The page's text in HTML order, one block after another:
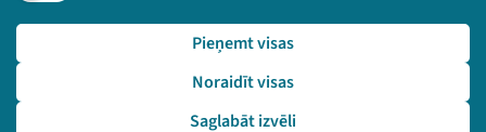
Saglabāt izvēli
Noraidīt visas
Pieņemt visas
Pieteikties